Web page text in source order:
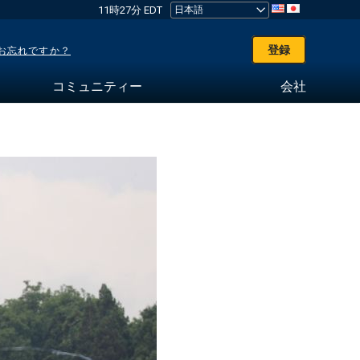
11時27分 EDT
忘れですか？ 登録
コミュニティー 会社